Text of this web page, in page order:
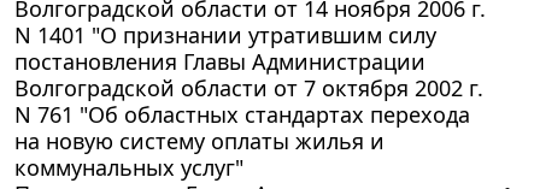
Волгоградской области от 14 ноября 2006 г.
N 1401 "О признании утратившим силу
постановления Главы Администрации
Волгоградской области от 7 октября 2002 г.
N 761 "Об областных стандартах перехода
на новую систему оплаты жилья и
коммунальных услуг"